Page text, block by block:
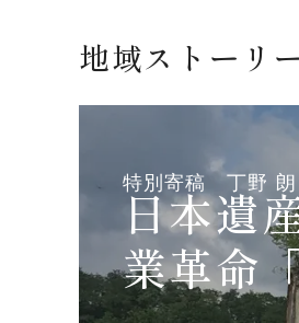
地域ストーリ
特別寄稿 丁野 朗
日本遺
業革命